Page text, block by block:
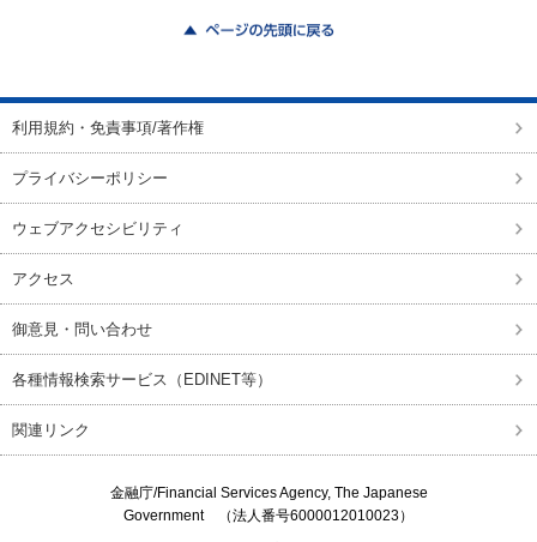
利用規約・免責事項/著作権
プライバシーポリシー
ウェブアクセシビリティ
アクセス
御意見・問い合わせ
各種情報検索サービス（EDINET等）
関連リンク
金融庁/Financial Services Agency, The Japanese
Government（法人番号6000012010023）